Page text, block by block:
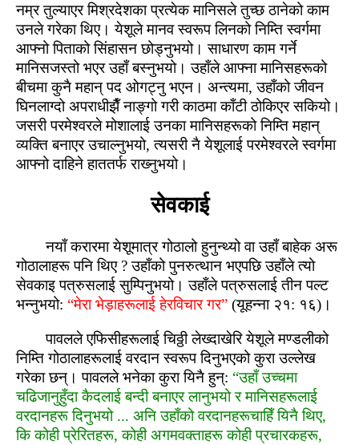
नम्र तुल्‍याएर मिश्रदेशका प्रत्‍येक मानिसले तुच्‍छ ठानेको काम
उनले गरेका थिए। येशूले मानव स्‍वरूप लिनको निम्‍ति स्‍वर्गमा
आफ्‍नो पिताको सिंहासन छोड्नुभयो। साधारण काम गर्ने
मानिसजस्‍तो भएर उहाँ बस्‍नुभयो। उहाँले आफ्‍ना मानिसहरूको
बीचमा कुनै महान् पद ओगट्नु भएन। अन्‍त्‍यमा, उहाँको जीवन
घिनलाग्‍दो अपराधीझैँ नाङ्गो गरी काठमा काँटी ठोकिएर सकियो।
जसरी परमेश्‍वरले मोशालाई उनका मानिसहरूको निम्‍ति महान्
व्‍यक्ति बनाएर उचाल्‍नुभयो, त्‍यसरी नै येशूलाई परमेश्‍वरले स्‍वर्गमा
आफ्‍नो दाहिने हाततर्फ राख्‍नुभयो।
सेवकाई
नयाँ करारमा येशूमात्र गोठालो हुनुन्‍थ्‍यो वा उहाँ बाहेक अरू
गोठालाहरू पनि थिए ? उहाँको पुनरुत्‍थान भएपछि उहाँले त्‍यो
सेवकाइ पत्रुसलाई सुम्‍पिनुभयो। उहाँले पत्रुसलाई तीन पल्‍ट
भन्‍नुभयो: “मेरा भेड़ाहरूलाई हेरविचार गर” (यूहन्‍ना २१: १६)।
पावलले एफिसीहरूलाई चिठ्ठी लेख्‍दाखेरि येशूले मण्‍डलीको
निम्‍ति गोठालाहरूलाई वरदान स्‍वरूप दिनुभएको कुरा उल्‍लेख
गरेका छन्। पावलले भनेका कुरा यिनै हुन्: “उहाँ उच्‍चमा
चढिजानुहुँदा कैदलाई बन्‍दी बनाएर लानुभयो र मानिसहरूलाई
वरदानहरू दिनुभयो ... अनि उहाँको वरदानहरूचाहिँ यिनै थिए,
कि कोही प्रेरितहरू, कोही अगमवक्ताहरू कोही प्रचारकहरू,